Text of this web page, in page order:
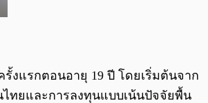
รั้งแรกตอนอายุ 19 ปี โดยเริ่มต้นจาก
ทยและการลงทุนแบบเน้นปัจจัยพื้น